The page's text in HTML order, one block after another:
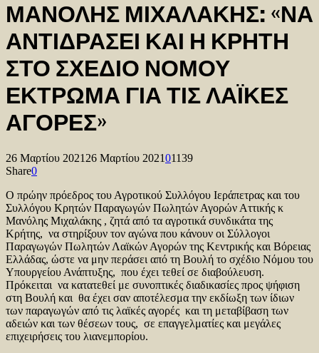
ΜΑΝΟΛΗΣ ΜΙΧΑΛΑΚΗΣ: «ΝΑ
ΑΝΤΙΔΡΑΣΕΙ ΚΑΙ Η ΚΡΗΤΗ
ΣΤΟ ΣΧΕΔΙΟ ΝΟΜΟΥ
ΕΚΤΡΩΜΑ ΓΙΑ ΤΙΣ ΛΑΪΚΕΣ
ΑΓΟΡΕΣ»
26 Μαρτίου 2021 26 Μαρτίου 202101139
Share0
Ο πρώην πρόεδρος του Αγροτικού Συλλόγου Ιεράπετρας και του
Συλλόγου Κρητών Παραγωγών Πωλητών Αγορών Αττικής κ
Μανόλης Μιχαλάκης , ζητά από τα αγροτικά συνδικάτα της
Κρήτης, να στηρίξουν τον αγώνα που κάνουν οι Σύλλογοι
Παραγωγών Πωλητών Λαϊκών Αγορών της Κεντρικής και Βόρειας
Ελλάδας, ώστε να μην περάσει από τη Βουλή το σχέδιο Νόμου του
Υπουργείου Ανάπτυξης, που έχει τεθεί σε διαβούλευση.
Πρόκειται να κατατεθεί με συνοπτικές διαδικασίες προς ψήφιση
στη Βουλή και θα έχει σαν αποτέλεσμα την εκδίωξη των ίδιων
των παραγωγών από τις λαϊκές αγορές και τη μεταβίβαση των
αδειών και των θέσεων τους, σε επαγγελματίες και μεγάλες
επιχειρήσεις του λιανεμπορίου.